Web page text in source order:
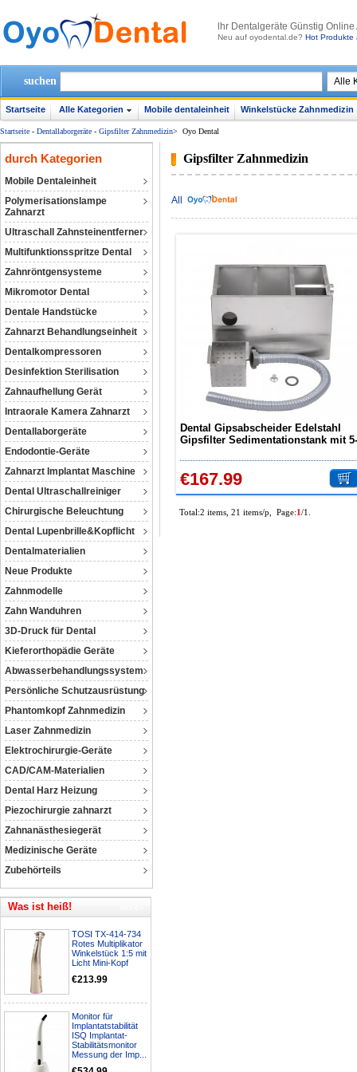
lhr Dentalgeräte Günstig
Neu auf oyodental.de? Hot Produkte
suchen
Startseite Alle Kategorien Mobile dentaleinheit Winkelstücke Zahnmedizin
Startseite - Dentallaborgeräte - Gipsfilter Zahnmedizin> Oyo Dental
durch Kategorien
Mobile Dentaleinheit
Polymerisationslampe
Zahnarzt
Ultraschall Zahnsteinentferner
Multifunktionsspritze Dental
Zahnröntgensysteme
Mikromotor Dental
Dentale Handstücke
Zahnarzt Behandlungseinheit
Dentalkompressoren‎
Desinfektion Sterilisation
Zahnaufhellung Gerät
Intraorale Kamera Zahnarzt
Dentallaborgeräte
Endodontie-Geräte
Zahnarzt Implantat Maschine
Dental Ultraschallreiniger
Chirurgische Beleuchtung
Dental Lupenbrille&Kopflicht
Dentalmaterialien
Neue Produkte
Zahnmodelle
Zahn Wanduhren
3D-Druck für Dental
Kieferorthopädie Geräte
Abwasserbehandlungssystem
Persönliche Schutzausrüstung
Phantomkopf Zahnmedizin
Laser Zahnmedizin
Elektrochirurgie-Geräte
CAD/CAM-Materialien
Dental Harz Heizung
Piezochirurgie zahnarzt
Zahnanästhesiegerät
Medizinische Geräte
Zubehörteils
Was ist heiß!
TOSI TX-414-734
Rotes Multiplikator
Winkelstück 1:5 mit
Licht Mini-Kopf
€213.99
Monitor für
Implantatstabilität
ISQ Implantat-
Stabilitätsmonitor
Messung der Imp...
Gipsfilter Zahnmedizin
All
Dental Gipsabscheider Edelstahl
Gipsfilter Sedimentationstank mit 5-
€167.99
Total:2 items, 21 items/p, Page:1/1.